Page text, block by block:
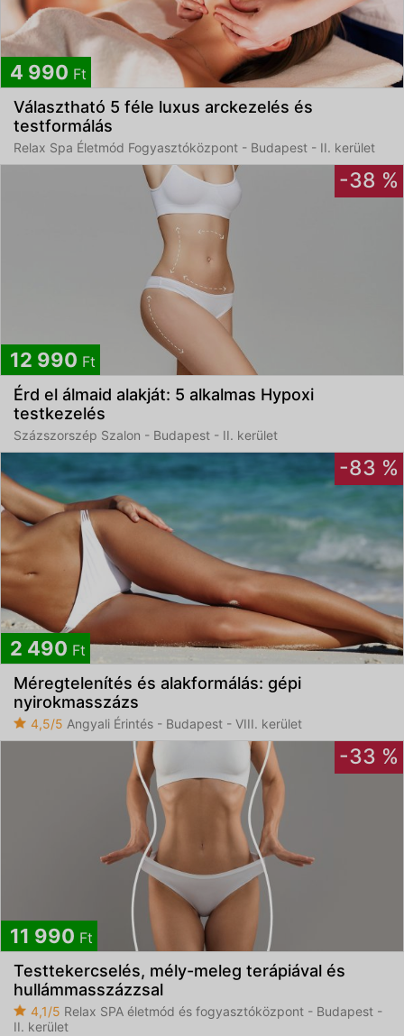
4 990 Ft
Választható 5 féle luxus arckezelés és
testformálás
Relax Spa Életmód Fogyasztóközpont - Budapest - II. kerület
-38 %
12 990 Ft
Érd el álmaid alakját: 5 alkalmas Hypoxi
testkezelés
Százszorszép Szalon - Budapest - II. kerület
-83 %
2 490 Ft
Méregtelenítés és alakformálás: gépi
nyirokmasszázs
4,5/5 Angyali Érintés - Budapest - VIII. kerület
-33 %
11 990 Ft
Testtekercselés, mély-meleg terápiával és
hullámmasszázzsal
4,1/5 Relax SPA életmód és fogyasztóközpont - Budapest -
II. kerület